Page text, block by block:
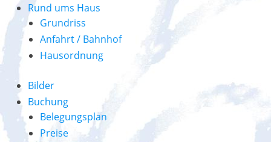
Rund ums Haus
Grundriss
Anfahrt / Bahnhof
Hausordnung
Bilder
Buchung
Belegungsplan
Preise